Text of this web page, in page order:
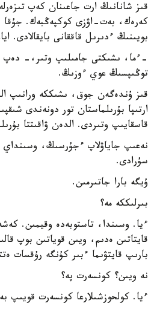
قىز شانانىڭ ارت جاعىنان كەپ
كەرەك، بەت-اۋزى كوكپەڭبەك. جۇقا
بويىنىڭ ءدىرىل قاققانى بايقالادى.
-ءما، ىشىكتى جامىلىپ وتىر،-
توڭىپسىڭ عوي ءوزىڭ.
قىز ۇندەگەن جوق، ىشىككە ورانىپ
ارتىپا بۇرىلماستان تور دونەندى
قاسقايىپ وتىردى. الدەن ۋاقىتتا
نەعىپ جاياۋلاپ ءجۇرسىڭ،
سۇرادى.
ۇيگە بارا جاتىرمىن.
بىرلىككە مە؟
ءيا. وسىندا، تاستوبەدە وقيمىن. كەشە
قايتاتىن ەدىم، ويىن قوياتىن بوپ
بارىپ قايتۋىما ءبىر كۇنگە رۇقسات
نە ويىن؟ كونسەرت پە؟
ءيا. كولحوزشىلارعا كونسەرت قويىپ